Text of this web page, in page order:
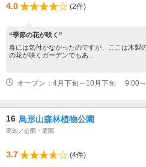
4.0 (2件)
“季節の花が咲く”
春には気付かなかったのですが、ここは木製
の花が咲くガーデンでもあ...
オープン：4月下旬～10月下旬 9:00
16 鳥形山森林植物公園
高知／公園・庭園
3.7
(4件)